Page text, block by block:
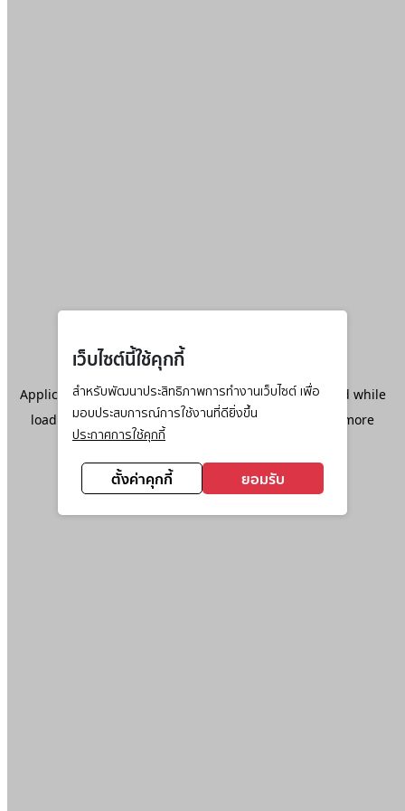
เว็บไซต์นี้ใช้คุกกี้
สำหรับพัฒนาประสิทธิภาพการทำงานเว็บไซต์ เพื่อ
มอบประสบการณ์การใช้งานที่ดียิ่งขึ้น
ประกาศการใช้คุกกี้
ตั้งค่าคุกกี้ ยอมรับ
Application error: aclient-side exception has occurred while
loadingwww.ktc.co.th(see the browser console
for more
information).